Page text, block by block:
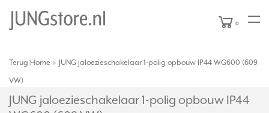
0
Terug Home JUNG jaloezieschakelaar 1-polig opbouw IP44 WG600 (609
VW)
JUNG jaloezieschakelaar 1-polig opbouw IP44